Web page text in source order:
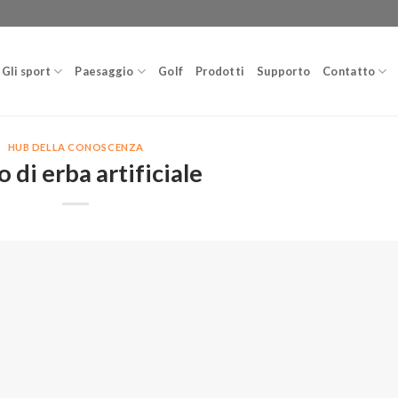
Gli sport Paesaggio Golf Prodotti Supporto Contatto
HUB DELLA CONOSCENZA
di erba artificiale